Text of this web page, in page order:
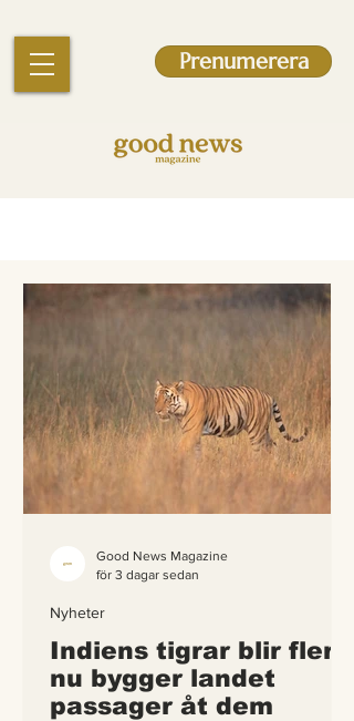
Prenumerera
Indiens tigrar blir fler –
nu bygger landet
passager åt dem
Nyheter
Good News Magazine
för 3 dagar sedan